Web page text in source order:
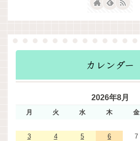
カレンダー
2026年8月
月 火 水 木 金
3
4 5 6 7